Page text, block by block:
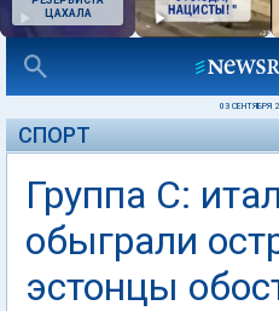
ЦАХАЛА
03 СЕНТЯБРЯ
СПОРТ
Группа С:
обыграли
эстонцы